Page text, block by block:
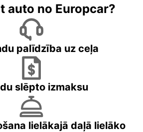
auto no Europcar?
palīdzība uz ceļa
slēpto izmaksu
lielākajā daļā lielāko